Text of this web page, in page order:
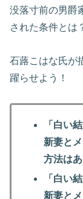
没落寸前の男爵
された条件とは
石蕗こはな氏が
躍らせよう！
「白い
新妻と
方法は
「白い
新妻と